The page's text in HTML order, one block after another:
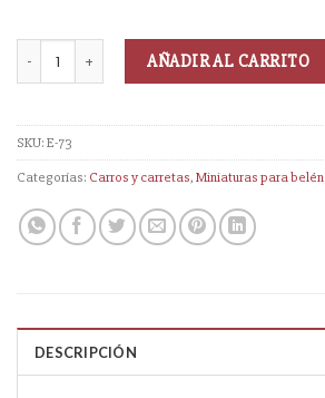
AÑADIR AL CARRITO
SKU:E-73
Categorías: Carros y carretas,Miniaturas para belén
DESCRIPCIÓN